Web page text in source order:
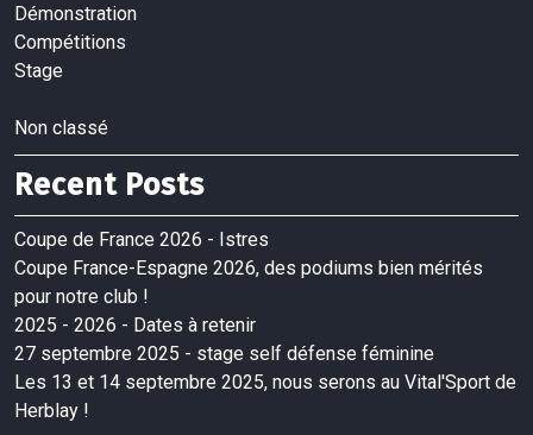
Démonstration
Compétitions
Stage
Non classé
Recent Posts
Coupe de France 2026 - Istres
Coupe France-Espagne 2026, des podiums bien mérités
pour notre club !
2025 - 2026 - Dates à retenir
27 septembre 2025 - stage self défense féminine
Les 13 et 14 septembre 2025, nous serons au Vital'Sport de
Herblay !